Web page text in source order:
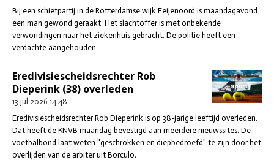
Bij een schietpartij in de Rotterdamse wijk Feijenoord is maandagavond
een man gewond geraakt. Het slachtoffer is met onbekende
verwondingen naar het ziekenhuis gebracht. De politie heeft een
verdachte aangehouden.
Eredivisiescheidsrechter Rob
Dieperink (38) overleden
13 jul 2026 14:48
Eredivisiescheidsrechter Rob Dieperink is op 38-jarige leeftijd overleden.
Dat heeft de KNVB maandag bevestigd aan meerdere nieuwssites. De
voetbalbond laat weten "geschrokken en diepbedroefd" te zijn door het
overlijden van de arbiter uit Borculo.